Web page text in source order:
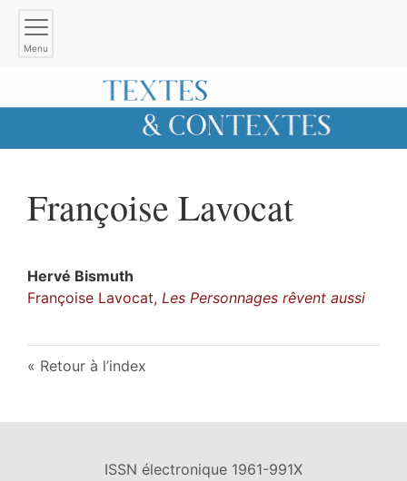
Menu
Françoise Lavocat
Hervé Bismuth
Françoise Lavocat, Les Personnages rêvent aussi
Retour à l’index
ISSN électronique 1961-991X